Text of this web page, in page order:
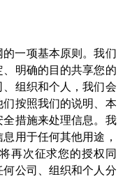
一项基本原则。我们
明确的目的共享您的
组织和个人，我们会
按照我们的说明、本
措施来处理信息。我
用于任何其他用途，
再次征求您的授权同
公司、组织和个人分